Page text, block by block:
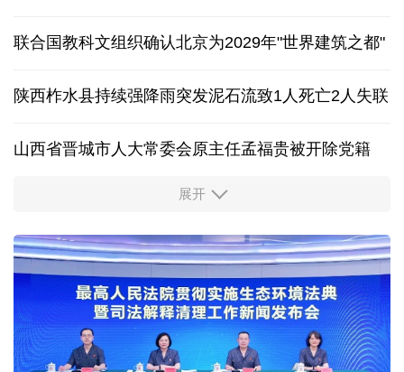
联合国教科文组织确认北京为2029年"世界建筑之都"
陕西柞水县持续强降雨突发泥石流致1人死亡2人失联
山西省晋城市人大常委会原主任孟福贵被开除党籍
中国多地出台带薪休假新政 释放消费潜力
入境游火热 前7月北京离境退税各项数据均创新高
我国自阿根廷进口的牛肉已达到规定数量的50%
上半年我国黄金消费量511.412吨，同比增长1.23%
展开